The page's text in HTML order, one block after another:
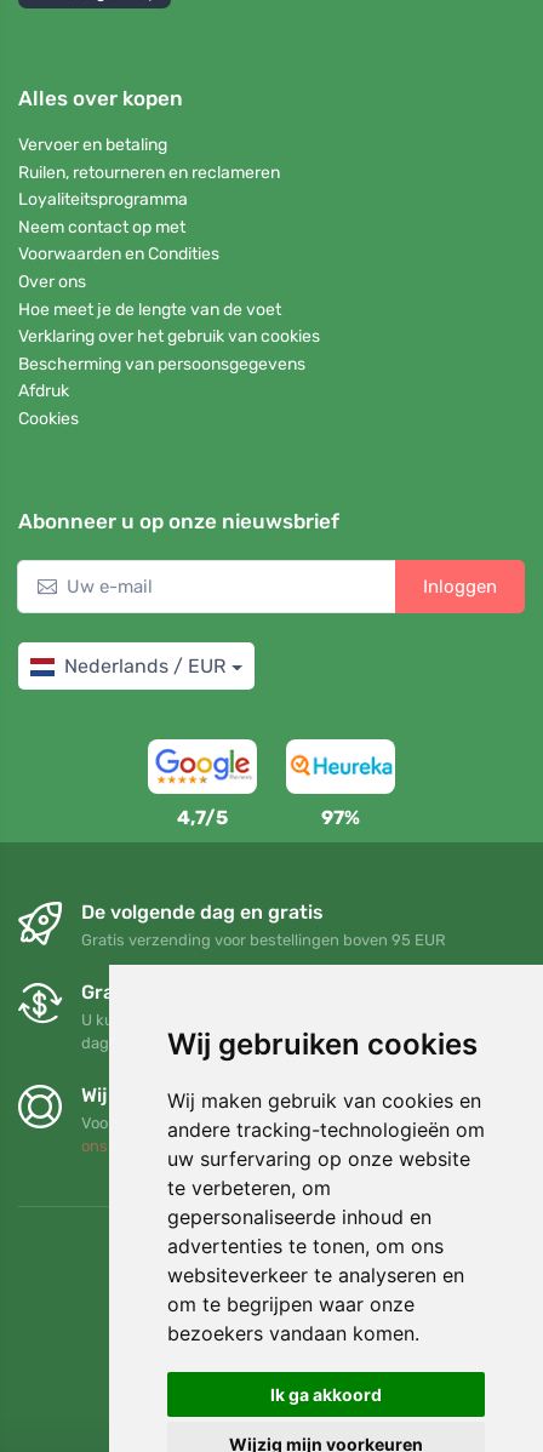
Wij gebruiken cookies
Wij maken gebruik van cookies en
andere tracking-technologieën om
uw surfervaring op onze website
te verbeteren, om
gepersonaliseerde inhoud en
advertenties te tonen, om ons
websiteverkeer te analyseren en
om te begrijpen waar onze
bezoekers vandaan komen.
Ik ga akkoord
Wijzig mijn voorkeuren
Alles over kopen
Vervoer en betaling
Ruilen, retourneren en reclameren
Loyaliteitsprogramma
Neem contact op met
Voorwaarden en Condities
Over ons
Hoe meet je de lengte van de voet
Verklaring over het gebruik van cookies
Bescherming van persoonsgegevens
Afdruk
Cookies
Abonneer u op onze nieuwsbrief
Inloggen
Nederlands / EUR
4,7/5 97%
De volgende dag en gratis
Gratis verzending voor bestellingen boven 95 EUR
Gratis ruilen en retourneren
U kunt uw bestelling op elk gewenst moment binnen 90
dagen retourneren of ruilen
Wij steunen Trees.org
Voor elke bestelling planten we een boom! Lees meer Over
ons